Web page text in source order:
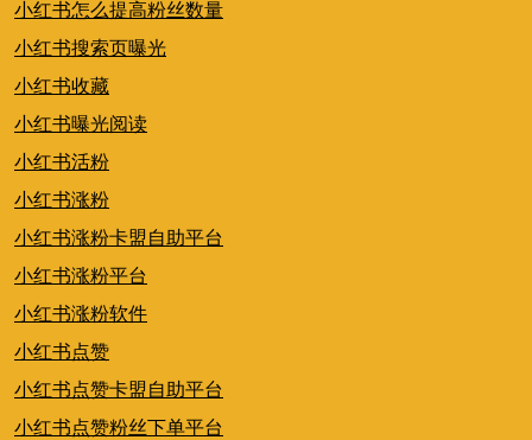
小红书怎么提高粉丝数量
小红书搜索页曝光
小红书收藏
小红书曝光阅读
小红书活粉
小红书涨粉
小红书涨粉卡盟自助平台
小红书涨粉平台
小红书涨粉软件
小红书点赞
小红书点赞卡盟自助平台
小红书点赞粉丝下单平台